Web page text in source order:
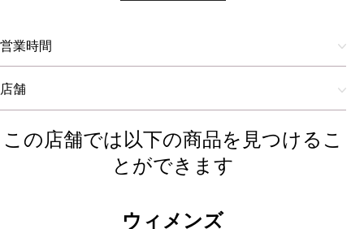
営業時間
店舗
この店舗では以下の商品を見つけるこ
とができます
ウィメンズ